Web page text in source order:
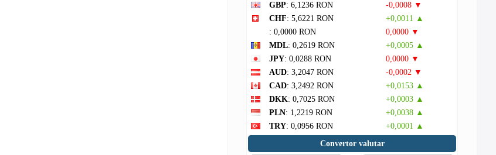
GBP: 6,1236 RON
-0,0008 ▼
CHF: 5,6221 RON
+0,0011 ▲
: 0,0000 RON
0,0000 ▼
MDL: 0,2619 RON
+0,0005 ▲
JPY: 0,0288 RON
0,0000 ▼
AUD: 3,2047 RON
-0,0002 ▼
CAD: 3,2492 RON
+0,0153 ▲
DKK: 0,7025 RON
+0,0003 ▲
PLN: 1,2219 RON
+0,0038 ▲
TRY: 0,0956 RON
+0,0001 ▲
Convertor valutar